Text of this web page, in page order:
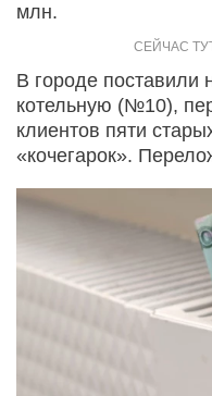
млн.
В городе поставили
котельную (№10),
клиентов пяти
«кочегарок».